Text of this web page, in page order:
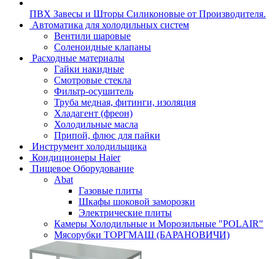
ПВХ Завесы и Шторы Силиконовые от Производителя.
Автоматика для холодильных систем
Вентили шаровые
Соленоидные клапаны
Расходные материалы
Гайки накидные
Смотровые стекла
Фильтр-осушитель
Труба медная, фитинги, изоляция
Хладагент (фреон)
Холодильные масла
Припой, флюс для пайки
Инструмент холодильщика
Кондиционеры Haier
Пищевое Оборудование
Abat
Газовые плиты
Шкафы шоковой заморозки
Электрические плиты
Камеры Холодильные и Морозильные "POLAIR"
Мясорубки ТОРГМАШ (БАРАНОВИЧИ)